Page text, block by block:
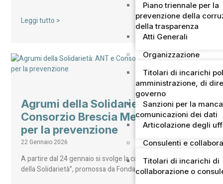
Piano triennale per la
prevenzione della
della trasparenza
Atti Generali
Organizzazione
Titolari di incarichi
amministrazione, di
governo
Sanzioni per la
comunicazioni dei dati
Articolazione degli
Consulenti e
Titolari di incarichi di
collaborazione o
Leggi tutto >
Agrumi della Solidarietà: ANT e
Consorzio Brescia Mercati uniti
per la prevenzione
22 Gennaio 2026
A partire dal 24 gennaio si svolge la campagna “Agrumi
della Solidarietà”, promossa da Fondazione ANT…